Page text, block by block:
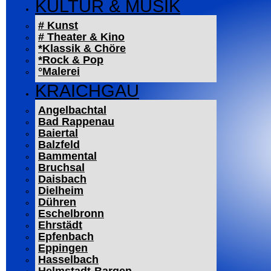
KULTUR & MUSIK
# Kunst
# Theater & Kino
*Klassik & Chöre
*Rock & Pop
°Malerei
KRAICHGAU
Angelbachtal
Bad Rappenau
Baiertal
Balzfeld
Bammental
Bruchsal
Daisbach
Dielheim
Dühren
Eschelbronn
Ehrstädt
Epfenbach
Eppingen
Hasselbach